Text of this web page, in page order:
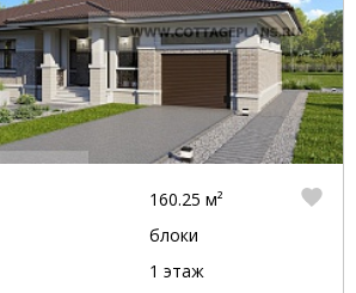
160.25 м²
блоки
1 этаж